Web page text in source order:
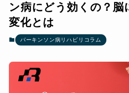
ン病にどう効くの？脳
変化とは
パーキンソン病リハビリコラム